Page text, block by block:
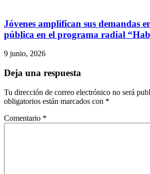
Jóvenes amplifican sus demandas
pública en el programa radial
9 junio, 2026
Deja una respuesta
Tu dirección de correo electrónico no será
obligatorios están marcados con *
Comentario *